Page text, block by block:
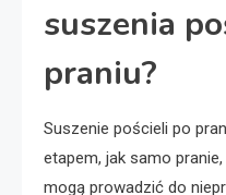
suszenia
praniu?
Suszenie pościeli po
etapem, jak samo
mogą prowadzić do